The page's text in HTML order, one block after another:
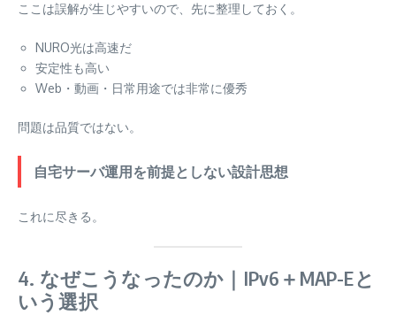
ここは誤解が生じやすいので、先に整理しておく。
NURO光は高速だ
安定性も高い
Web・動画・日常用途では非常に優秀
問題は品質ではない。
自宅サーバ運用を前提としない設計思想
これに尽きる。
4. なぜこうなったのか｜IPv6＋MAP-Eと
いう選択